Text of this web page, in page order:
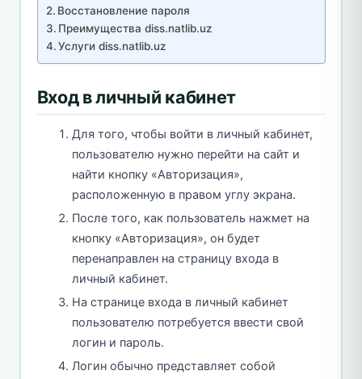
Восстановление пароля
Преимущества diss.natlib.uz
Услуги diss.natlib.uz
Вход в личный кабинет
Для того, чтобы войти в личный кабинет,
пользователю нужно перейти на сайт и
найти кнопку «Авторизация»,
расположенную в правом углу экрана.
После того, как пользователь нажмет на
кнопку «Авторизация», он будет
перенаправлен на страницу входа в
личный кабинет.
На странице входа в личный кабинет
пользователю потребуется ввести свой
логин и пароль.
Логин обычно представляет собой